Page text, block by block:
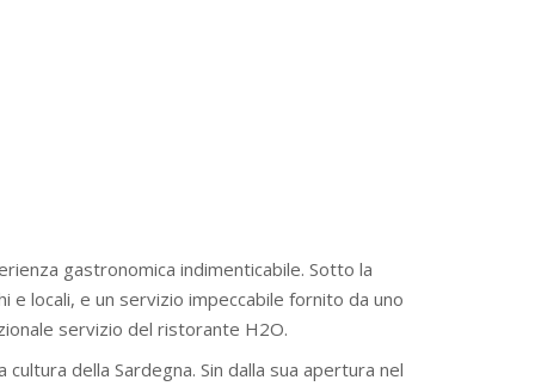
gastronomica indimenticabile. Sotto la
e locali, e un servizio impeccabile fornito da uno
servizio del ristorante H2O.
della Sardegna. Sin dalla sua apertura nel